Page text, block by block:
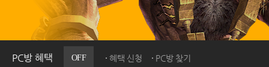
PC방 혜택 OFF 혜택 신청 PC방 찾기